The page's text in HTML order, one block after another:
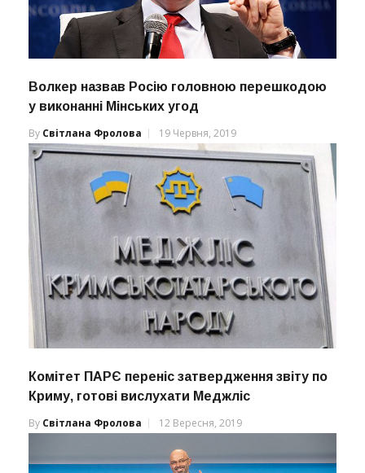
Волкер назвав Росію головною перешкодою
у виконанні Мінських угод
By Світлана Фролова 19 Червня, 2019
Комітет ПАРЄ переніс затвердження звіту по
Криму, готові вислухати Меджліс
By Світлана Фролова 12 Вересня, 2019